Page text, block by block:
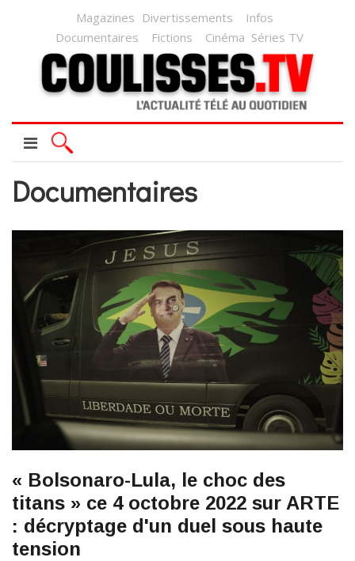
Magazines Divertissements
Infos
Documentaires
Fictions Cinéma Séries TV
Documentaires
« Bolsonaro-Lula, le choc des
titans » ce 4 octobre 2022 sur ARTE
: décryptage d'un duel sous haute
tension